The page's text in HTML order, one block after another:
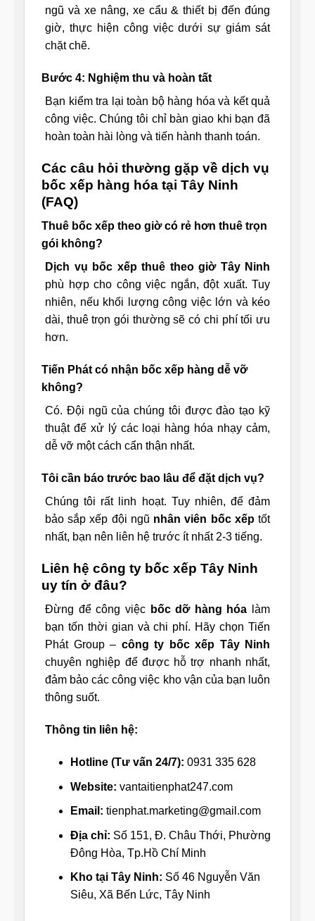
ngũ và xe nâng, xe cẩu & thiết bị đến đúng
giờ, thực hiện công việc dưới sự giám sát
chặt chẽ.
Bước 4: Nghiệm thu và hoàn tất
Bạn kiểm tra lại toàn bộ hàng hóa và kết quả
công việc. Chúng tôi chỉ bàn giao khi bạn đã
hoàn toàn hài lòng và tiến hành thanh toán.
Các câu hỏi thường gặp về dịch vụ
bốc xếp hàng hóa tại Tây Ninh
(FAQ)
Thuê bốc xếp theo giờ có rẻ hơn thuê trọn
gói không?
Dịch vụ bốc xếp thuê theo giờ Tây Ninh
phù hợp cho công việc ngắn, đột xuất. Tuy
nhiên, nếu khối lượng công việc lớn và kéo
dài, thuê trọn gói thường sẽ có chi phí tối ưu
hơn.
Tiến Phát có nhận bốc xếp hàng dễ vỡ
không?
Có. Đội ngũ của chúng tôi được đào tạo kỹ
thuật để xử lý các loại hàng hóa nhạy cảm,
dễ vỡ một cách cẩn thận nhất.
Tôi cần báo trước bao lâu để đặt dịch vụ?
Chúng tôi rất linh hoạt. Tuy nhiên, để đảm
bảo sắp xếp đội ngũ nhân viên bốc xếptốt
nhất, bạn nên liên hệ trước ít nhất 2-3 tiếng.
Liên hệ công ty bốc xếp Tây Ninh
uy tín ở đâu?
Đừng để công việc bốc dỡ hàng hóa làm
bạn tốn thời gian và chi phí. Hãy chọn Tiến
Phát Group – công ty bốc xếp Tây Ninh
chuyên nghiệp để được hỗ trợ nhanh nhất,
đảm bảo các công việc kho vận của bạn luôn
thông suốt.
Thông tin liên hệ:
Hotline (Tư vấn 24/7): 0931 335 628
Website: vantaitienphat247.com
Email: tienphat.marketing@gmail.com
Địa chỉ: Số 151, Đ. Châu Thới, Phường
Đông Hòa, Tp.Hồ Chí Minh
Kho tại Tây Ninh: Số 46 Nguyễn Văn
Siêu, Xã Bến Lức, Tây Ninh